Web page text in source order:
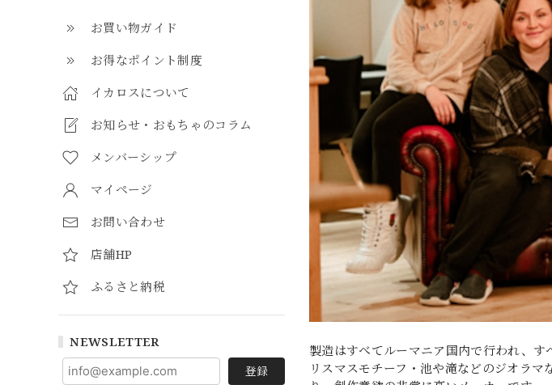
お買い物ガイド
お得なポイント制度
イカロスについて
お知らせ・おもちゃのコラム
メンバーシップ
マイページ
お問い合わせ
店舗HP
ふるさと納税
NEWSLETTER
登録
製造はすべてルーマニア国内で行われ、
リスマスモチーフ・池や滝などのジオラ